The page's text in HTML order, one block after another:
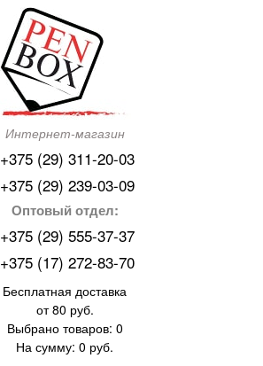
Интернет-магазин
+375 (29) 311-20-03
+375 (29) 239-03-09
Оптовый отдел:
+375 (29) 555-37-37
+375 (17) 272-83-70
Бесплатная доставка
от 80 руб.
Выбрано товаров: 0
На сумму: 0 руб.